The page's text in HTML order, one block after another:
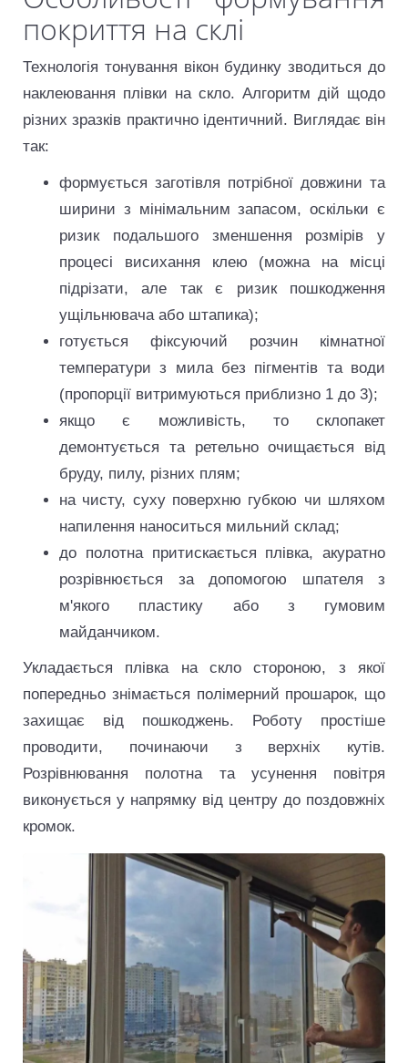
покриття на склі
Технологія тонування вікон будинку зводиться до
наклеювання плівки на скло. Алгоритм дій щодо
різних зразків практично ідентичний. Виглядає він
так:
формується заготівля потрібної довжини та
ширини з мінімальним запасом, оскільки є
ризик подальшого зменшення розмірів у
процесі висихання клею (можна на місці
підрізати, але так є ризик пошкодження
ущільнювача або штапика);
готується фіксуючий розчин кімнатної
температури з мила без пігментів та води
(пропорції витримуються приблизно 1 до 3);
якщо є можливість, то склопакет
демонтується та ретельно очищається від
бруду, пилу, різних плям;
на чисту, суху поверхню губкою чи шляхом
напилення наноситься мильний склад;
до полотна притискається плівка, акуратно
розрівнюється за допомогою шпателя з
м'якого пластику або з гумовим
майданчиком.
Укладається плівка на скло стороною, з якої
попередньо знімається полімерний прошарок, що
захищає від пошкоджень. Роботу простіше
проводити, починаючи з верхніх кутів.
Розрівнювання полотна та усунення повітря
виконується у напрямку від центру до поздовжніх
кромок.